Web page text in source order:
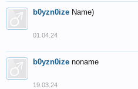
b0yzn0ize Name)
01.04.24
b0yzn0ize noname
19.03.24